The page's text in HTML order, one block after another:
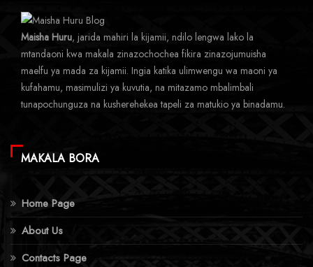
Maisha Huru, jarida mahiri la kijamii, ndilo lengwa lako la
mtandaoni kwa makala zinazochochea fikira zinazojumuisha
maelfu ya mada za kijamii. Ingia katika ulimwengu wa maoni ya
kufahamu, masimulizi ya kuvutia, na mitazamo mbalimbali
tunapochunguza na kusherehekea tapeli za matukio ya binadamu.
MAKALA BORA
Home Page
About Us
Contacts Page